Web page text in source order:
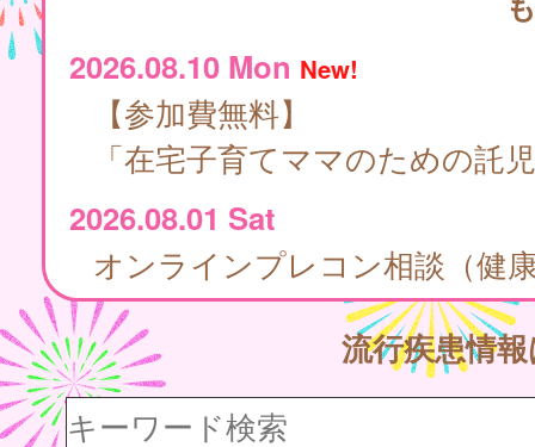
2026.08.10 Mon New!
【参加費無料】
「在宅子育てママのための託児付き講座・食事会（9月開催）」 自分らしく輝く★パーソナル
2026.08.01 Sat
オンラインプレコン相談（健
流行疾患情